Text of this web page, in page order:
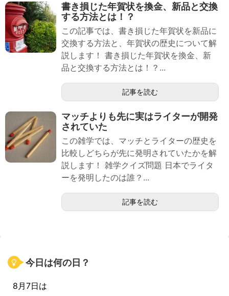
書き損じた年賀状を換金、新品と交換
する方法とは！？
この記事では、書き損じた年賀状を新品に
交換する方法と、年賀状の歴史について解
説します！ 書き損じた年賀状を換金、新
品と交換する方法とは！？...
記事を読む
マッチよりも先に実はライターが開発
されていた
この雑学では、マッチとライターの歴史を
比較しどちらが先に発明されていたかを解
説します！ 雑学クイズ問題 日本でライタ
ーを発明したのは誰？...
記事を読む
今日は何の日？
8月7日は